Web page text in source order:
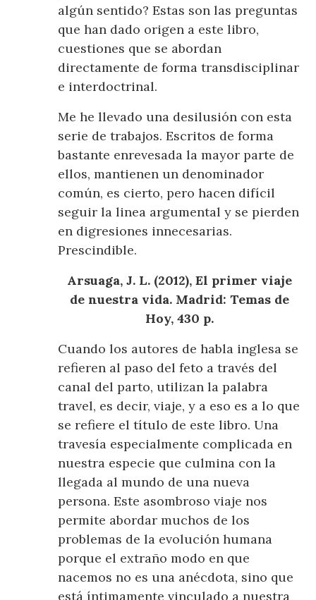
algún sentido? Estas son las preguntas
que han dado origen a este libro,
cuestiones que se abordan
directamente de forma transdisciplinar
e interdoctrinal.
Me he llevado una desilusión con esta
serie de trabajos. Escritos de forma
bastante enrevesada la mayor parte de
ellos, mantienen un denominador
común, es cierto, pero hacen difícil
seguir la linea argumental y se pierden
en digresiones innecesarias.
Prescindible.
Arsuaga, J. L. (2012), El primer viaje
de nuestra vida. Madrid: Temas de
Hoy, 430 p.
Cuando los autores de habla inglesa se
refieren al paso del feto a través del
canal del parto, utilizan la palabra
travel, es decir, viaje, y a eso es a lo que
se refiere el título de este libro. Una
travesía especialmente complicada en
nuestra especie que culmina con la
llegada al mundo de una nueva
persona. Este asombroso viaje nos
permite abordar muchos de los
problemas de la evolución humana
porque el extraño modo en que
nacemos no es una anécdota, sino que
está íntimamente vinculado a nuestra